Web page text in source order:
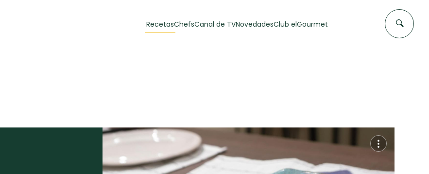
Recetas
Toast de trucha
EMPANADAS DE
FLAN CASERO
ChefsCanal de TVNovedadesClub elGourmet